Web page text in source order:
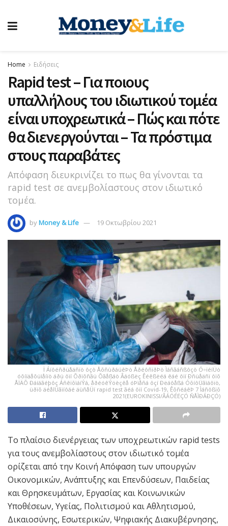
Home Ειδήσεις
Rapid test – Για ποιους
υπαλλήλους του ιδιωτικού τομέα
είναι υποχρεωτικά – Πώς και πότε
θα διενεργούνται – Τα πρόστιμα
στους παραβάτες
Απόφαση διευκρινίζει το πως θα γίνονται τα
rapid test σε ανεμβολίαστους στον ιδιωτικό
τομέα.
byMoney & Life 19 Οκτωβρίου 2021
Ï Áíôéñðüåäñïò ôçò ÅõñùðáúêÞò ÅðéôñïðÞò Ìáñãáñßôçò Ó÷ïéíÜò
óõíïäåõüìåíïò áðü ôïí Õðïõñãü Õãåßáò Âáóßëç Êéêßëéá êáé ôïí Ðñüåäñï ôïõ
ÅÏÄÕ Ðáíáãéþôç ÁñêïõìáíÝá, åðéóêÝöèçêå óÞìåñá ôçí Ðëáôåßá ÓõíôÜãìáôïò,
üðïõ äéåîÜãïíôáé äùñåÜí rapid test ãéá ôïí Covid-19, ÊõñéáêÞ 7 Ìáñôßïõ
2021(EUROKINISSI/ÂÁÓÉËÇÓ ÑÅÌÐÁÐÇÓ)
Το πλαίσιο διενέργειας των υποχρεωτικών rapid tests
για τους ανεμβολίαστους στον ιδιωτικό τομέα
ορίζεται από την Κοινή Απόφαση των υπουργών
Οικονομικών, Ανάπτυξης και Επενδύσεων, Παιδείας
και Θρησκευμάτων, Εργασίας και Κοινωνικών
Υποθέσεων, Υγείας, Πολιτισμού και Αθλητισμού,
Δικαιοσύνης, Εσωτερικών, Ψηφιακής Διακυβέρνησης,